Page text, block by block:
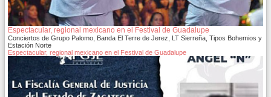
Espectacular, regional mexicano en el Festival de Guadalupe
Conciertos de Grupo Palomo, Banda El Terre de Jerez, LT Sierreña, Tipos Bohemios y
Estación Norte
Espectacular, regional mexicano en el Festival de Guadalupe